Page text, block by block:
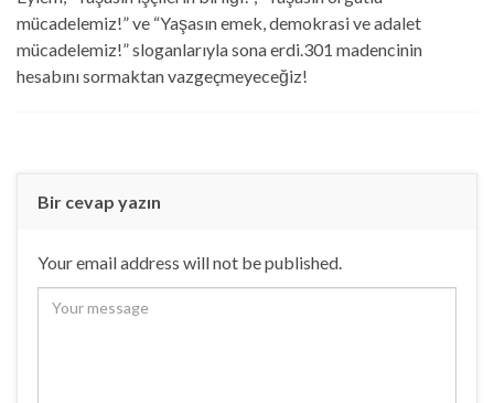
mücadelemiz!” ve “Yaşasın emek, demokrasi ve adalet
mücadelemiz!” sloganlarıyla sona erdi.301 madencinin
hesabını sormaktan vazgeçmeyeceğiz!
Bir cevap yazın
Your email address will not be published.